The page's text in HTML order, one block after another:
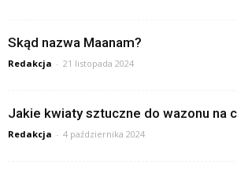
Skąd nazwa Maanam?
Redakcja - 21 listopada 2024
Jakie kwiaty sztuczne do wazonu na
Redakcja - 4 października 2024